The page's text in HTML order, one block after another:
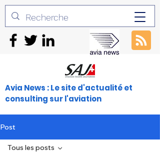
Avia News : Le site d'actualité et
consulting sur l'aviation
Post
Tous les posts